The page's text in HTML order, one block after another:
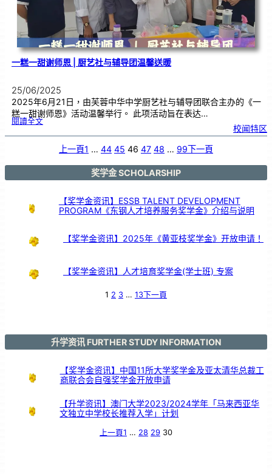
一糕一甜谢师恩 | 厨艺社与辅导团温馨送暖
25/06/2025
2025年6月21日，由芙蓉中华中学厨艺社与辅导团联合主办的《一
糕一甜谢师恩》活动温馨举行。 此项活动旨在表达…
閱讀全文:一
一
甜
艺
社
导
校闻特区
上一頁1 … 44 45 46 47 48 … 99下一頁
奖学金 SCHOLARSHIP
【奖学金资讯】ESSB TALENT DEVELOPMENT
PROGRAM《东钢人才培养服务奖学金》介绍与说明
【奖学金资讯】2025年《黄亚枝奖学金》开放申请！
【奖学金资讯】人才培育奖学金(学士班) 专案
1 2 3 … 13下一頁
升学资讯 FURTHER STUDY INFORMATION
【奖学金资讯】中国11所大学奖学金及亚太清华总裁工
商联合会自强奖学金开放申请
【升学资讯】澳门大学2023/2024学年「马来西亚华
文独立中学校长推荐入学」计划
上一頁1 … 28 29 30